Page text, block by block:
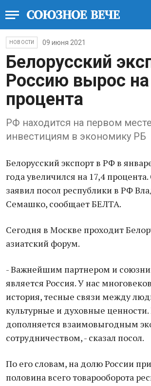
НОВОСТИ 09 июня 2021
Белорусский
Россию вырос
процента
РФ находится на первом
инвестициям в экономику РБ
Белорусский экспорт в РФ в
года увеличился на 17,4
заявил посол республики в РФ
Семашко, сообщает БЕЛТА.
Сегодня в Москве проходит
азиатский форум.
- Важнейшим партнером и
является Россия. У нас
история, тесные связи между
культурные и духовные ценности.
дополняется взаимовыгодным
сотрудничеством, - сказал посол.
По его словам, на долю России
половина всего товарооборота